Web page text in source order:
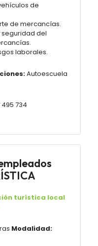
de
de mercancías.
del
laborales.
Autoescuela
495 734
turística local
Modalidad: